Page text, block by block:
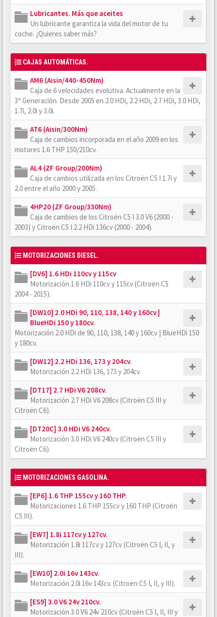
Lubricantes. Más que aceites
Un lubricante garantiza la vida del motor de tu
coche. ¿Quieres saber más?
CAJAS AUTOMÁTICAS.
AM6 (Aisin/440-450Nm)
Caja de 6 velocidades evolutiva. Actualmente en la
3ª Generación. Desde 2005 en 2.0 HDi, 2.2 HDi, 2.7 HDi, 3.0 HDi,
1.7i, 2.0i y 3.0i.
AT6 (Aisin/300Nm)
Caja de cambios incorporada en el año 2009 en los
motores 1.6 THP 150/210cv.
AL4 (ZF Group/200Nm)
Caja de cambios utilizada en los Citroën C5 I 1.7i y
2.0 entre el año 2000 y 2005.
4HP20 (ZF Group/330Nm)
Caja de cambios de los Citroën C5 I 3.0 V6 (2000 -
2003) y Citroën C5 I 2.2 HDi 136cv (2000 - 2004).
MOTORIZACIONES DIESEL.
[DV6] 1.6 HDi 110cv y 115cv
Motorización 1.6 HDi 110cv y 115cv (Citroën C5
2004 - 2015).
[DW10] 2.0 HDi 90, 110, 138, 140 y 160cv |
BlueHDi 150 y 180cv.
Motorización 2.0 HDi de 90, 110, 138, 140 y 160cv | BlueHDi 150
y 180cv.
[DW12] 2.2 HDi 136, 173 y 204cv.
Motorización 2.2 HDi 136, 173 y 204cv.
[DT17] 2.7 HDi V6 208cv.
Motorización 2.7 HDi V6 208cv (Citroën C5 III y
Citroën C6).
[DT20C] 3.0 HDi V6 240cv.
Motorización 3.0 HDi V6 240cv (Citroën C5 III y
Citroën C6).
MOTORIZACIONES GASOLINA.
[EP6] 1.6 THP 155cv y 160 THP.
Motorizaciones 1.6 THP 155cv y 160 THP (Citroën
C5 III).
[EW7] 1.8i 117cv y 127cv.
Motorización 1.8i 117cv y 127cv (Citroën C5 I, II, y
III).
[EW10] 2.0i 16v 143cv.
Motorización 2.0i 16v 143cv. (Citroën C5 I, II, y III).
[ES9] 3.0 V6 24v 210cv.
Motorización 3.0 V6 24v 210cv (Citroën C5 I, II, III y